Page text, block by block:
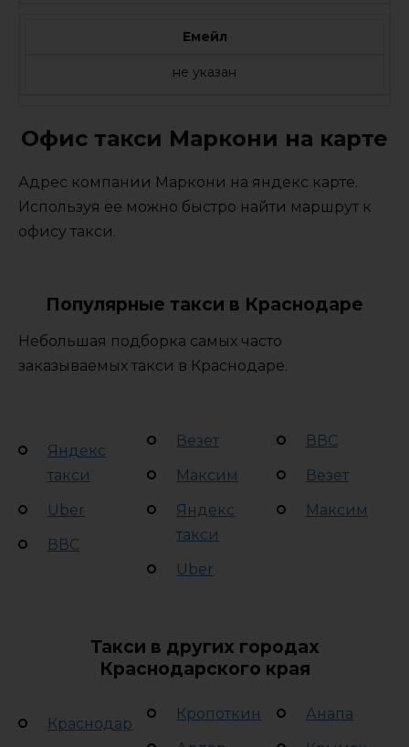
Емейл
не указан
Офис такси Маркони на карте
Адрес компании Маркони на яндекс карте.
Используя ее можно быстро найти маршрут к
офису такси.
Популярные такси в Краснодаре
Небольшая подборка самых часто
заказываемых такси в Краснодаре.
Яндекс
такси
Uber
ВВС
Везет
Максим
Яндекс
такси
Uber
ВВС
Везет
Максим
Такси в других городах
Краснодарского края
Краснодар
Кропоткин Анапа